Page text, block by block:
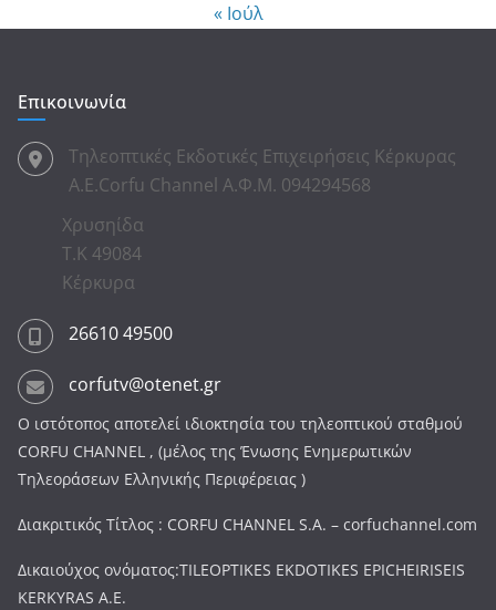
« Ιούλ
Επικοινωνία
Τηλεοπτικές Εκδοτικές Επιχειρήσεις Κέρκυρας
Α.Ε.Corfu Channel Α.Φ.Μ. 094294568
Χρυσηίδα
Τ.Κ 49084
Κέρκυρα
26610 49500
corfutv@otenet.gr
Ο ιστότοπος αποτελεί ιδιοκτησία του τηλεοπτικού σταθμού
CORFU CHANNEL , (μέλος της Ένωσης Ενημερωτικών
Τηλεοράσεων Ελληνικής Περιφέρειας )
Διακριτικός Τίτλος : CORFU CHANNEL S.A. – corfuchannel.com
Δικαιούχος ονόματος:TILEOPTIKES EKDOTIKES EPICHEIRISEIS
KERKYRAS A.E.